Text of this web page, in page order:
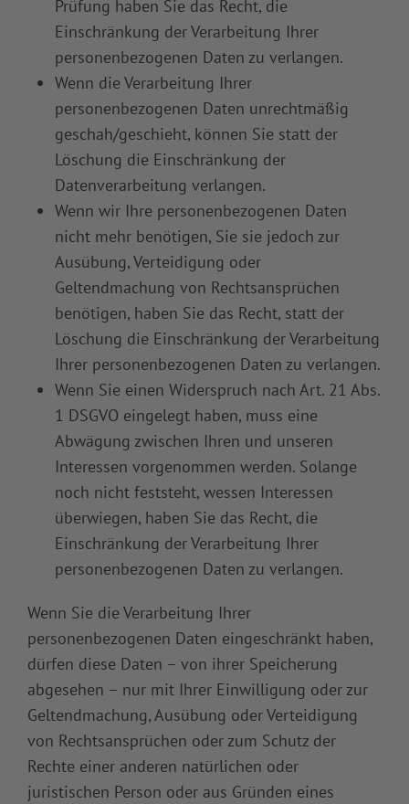
Prüfung haben Sie das Recht, die
Einschränkung der Verarbeitung Ihrer
personenbezogenen Daten zu verlangen.
Wenn die Verarbeitung Ihrer
personenbezogenen Daten unrechtmäßig
geschah/geschieht, können Sie statt der
Löschung die Einschränkung der
Datenverarbeitung verlangen.
Wenn wir Ihre personenbezogenen Daten
nicht mehr benötigen, Sie sie jedoch zur
Ausübung, Verteidigung oder
Geltendmachung von Rechtsansprüchen
benötigen, haben Sie das Recht, statt der
Löschung die Einschränkung der Verarbeitung
Ihrer personenbezogenen Daten zu verlangen.
Wenn Sie einen Widerspruch nach Art. 21 Abs.
1 DSGVO eingelegt haben, muss eine
Abwägung zwischen Ihren und unseren
Interessen vorgenommen werden. Solange
noch nicht feststeht, wessen Interessen
überwiegen, haben Sie das Recht, die
Einschränkung der Verarbeitung Ihrer
personenbezogenen Daten zu verlangen.
Wenn Sie die Verarbeitung Ihrer
personenbezogenen Daten eingeschränkt haben,
dürfen diese Daten – von ihrer Speicherung
abgesehen – nur mit Ihrer Einwilligung oder zur
Geltendmachung, Ausübung oder Verteidigung
von Rechtsansprüchen oder zum Schutz der
Rechte einer anderen natürlichen oder
juristischen Person oder aus Gründen eines